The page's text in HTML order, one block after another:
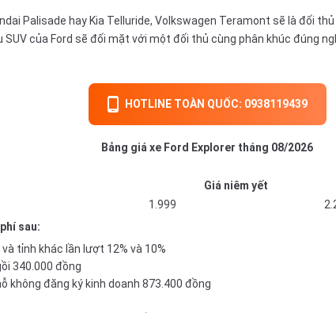
Palisade hay Kia Telluride, Volkswagen Teramont sẽ là đối
của Ford sẽ đối mặt với một đối thủ cùng phân khúc đúng
HOTLINE TOÀN QUỐC: 0938119439
Bảng giá xe Ford Explorer tháng 08/2026
Giá niêm yết
1.999
sau:
tỉnh khác lần lượt 12% và 10%
340.000 đồng
không đăng ký kinh doanh 873.400 đồng